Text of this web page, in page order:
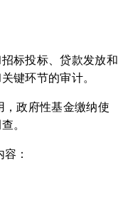
标投标、贷款发放和
键环节的审计。
政府性基金缴纳使
。
：